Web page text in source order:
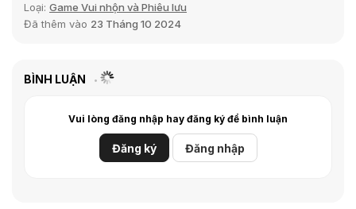
Loại: Game Vui nhộn và Phiêu lưu
Đã thêm vào 23 Tháng 10 2024
BÌNH LUẬN
Vui lòng đăng nhập hay đăng ký để bình luận
Đăng ký Đăng nhập